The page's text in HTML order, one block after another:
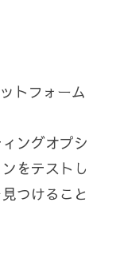
トフォーム
ングオプシ
をテストし
つけること